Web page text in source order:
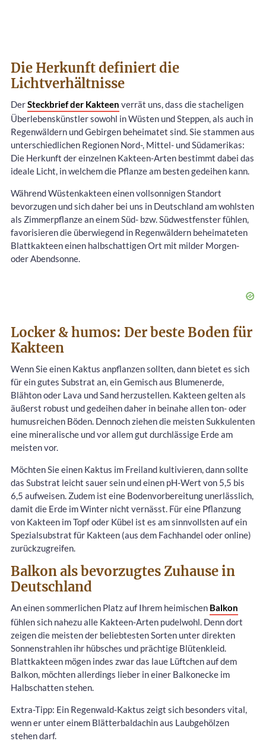
Die Herkunft definiert die
Lichtverhältnisse
DerSteckbrief der Kakteen verrät uns, dass die stacheligen
Überlebenskünstler sowohl in Wüsten und Steppen, als auch in
Regenwäldern und Gebirgen beheimatet sind. Sie stammen aus
unterschiedlichen Regionen Nord-, Mittel- und Südamerikas:
Die Herkunft der einzelnen Kakteen-Arten bestimmt dabei das
ideale Licht, in welchem die Pflanze am besten gedeihen kann.
Während Wüstenkakteen einen vollsonnigen Standort
bevorzugen und sich daher bei uns in Deutschland am wohlsten
als Zimmerpflanze an einem Süd- bzw. Südwestfenster fühlen,
favorisieren die überwiegend in Regenwäldern beheimateten
Blattkakteen einen halbschattigen Ort mit milder Morgen-
oder Abendsonne.
Locker & humos: Der beste Boden für
Kakteen
Wenn Sie einen Kaktus anpflanzen sollten, dann bietet es sich
für ein gutes Substrat an, ein Gemisch aus Blumenerde,
Blähton oder Lava und Sand herzustellen. Kakteen gelten als
äußerst robust und gedeihen daher in beinahe allen ton- oder
humusreichen Böden. Dennoch ziehen die meisten Sukkulenten
eine mineralische und vor allem gut durchlässige Erde am
meisten vor.
Möchten Sie einen Kaktus im Freiland kultivieren, dann sollte
das Substrat leicht sauer sein und einen pH-Wert von 5,5 bis
6,5 aufweisen. Zudem ist eine Bodenvorbereitung unerlässlich,
damit die Erde im Winter nicht vernässt. Für eine Pflanzung
von Kakteen im Topf oder Kübel ist es am sinnvollsten auf ein
Spezialsubstrat für Kakteen (aus dem Fachhandel oder online)
zurückzugreifen.
Balkon als bevorzugtes Zuhause in
Deutschland
An einen sommerlichen Platz auf Ihrem heimischen Balkon
fühlen sich nahezu alle Kakteen-Arten pudelwohl. Denn dort
zeigen die meisten der beliebtesten Sorten unter direkten
Sonnenstrahlen ihr hübsches und prächtige Blütenkleid.
Blattkakteen mögen indes zwar das laue Lüftchen auf dem
Balkon, möchten allerdings lieber in einer Balkonecke im
Halbschatten stehen.
Extra-Tipp: Ein Regenwald-Kaktus zeigt sich besonders vital,
wenn er unter einem Blätterbaldachin aus Laubgehölzen
stehen darf.